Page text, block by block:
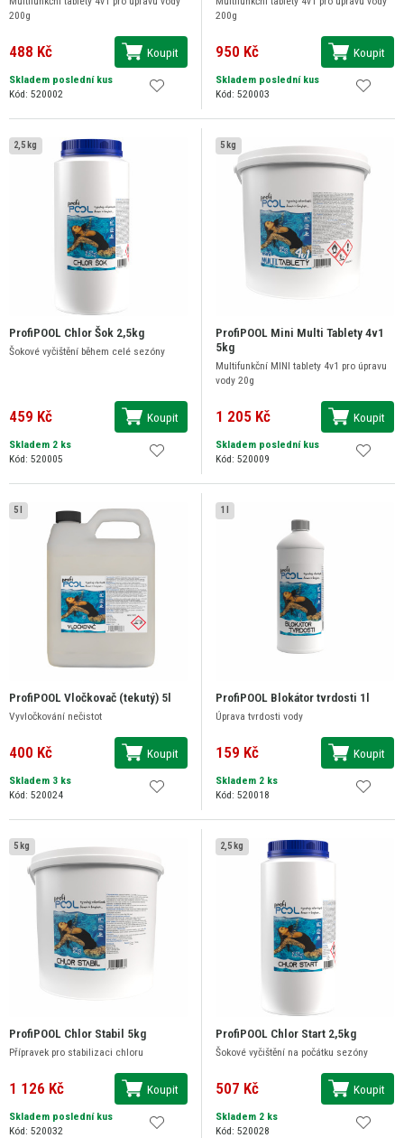
200g
488 Kč Koupit
Skladem poslední kus
Kód: 520002
200g
950 Kč Koupit
Skladem poslední kus
Kód: 520003
2,5 kg
ProfiPOOL Chlor Šok 2,5kg
Šokové vyčištění během celé sezóny
459 Kč Koupit
Skladem 2 ks
Kód: 520005
5 kg
ProfiPOOL Mini Multi Tablety 4v1
5kg
Multifunkční MINI tablety 4v1 pro úpravu
vody 20g
1 205 Kč Koupit
Skladem poslední kus
Kód: 520009
5 l
ProfiPOOL Vločkovač (tekutý) 5l
Vyvločkování nečistot
400 Kč Koupit
Skladem 3 ks
Kód: 520024
1 l
ProfiPOOL Blokátor tvrdosti 1l
Úprava tvrdosti vody
159 Kč Koupit
Skladem 2 ks
Kód: 520018
5 kg
ProfiPOOL Chlor Stabil 5kg
Přípravek pro stabilizaci chloru
1 126 Kč Koupit
Skladem poslední kus
Kód: 520032
2,5 kg
ProfiPOOL Chlor Start 2,5kg
Šokové vyčištění na počátku sezóny
507 Kč Koupit
Skladem 2 ks
Kód: 520028